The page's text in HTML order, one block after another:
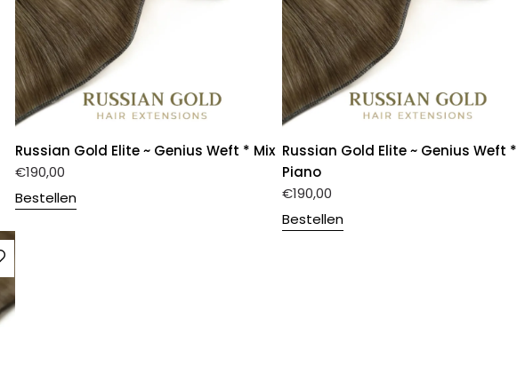
Russian Gold Elite ~ Genius Weft * Mix
€190,00
Bestellen
Russian Gold Elite ~ Genius Weft *
Piano
€190,00
Bestellen